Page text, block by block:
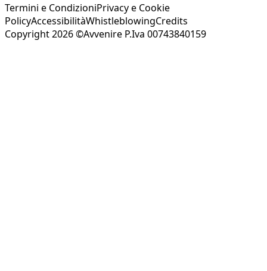
Termini e CondizioniPrivacy e Cookie
PolicyAccessibilitàWhistleblowingCredits
Copyright 2026 ©Avvenire P.Iva 00743840159